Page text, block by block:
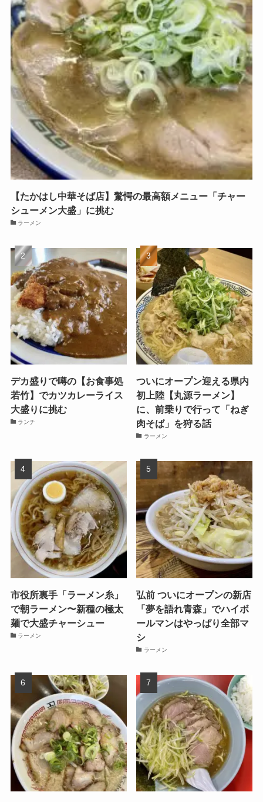
【たかはし中華そば店】驚愕の最高額メニュー「チャー
シューメン大盛」に挑む
ラーメン
デカ盛りで噂の【お食事処
若竹】でカツカレーライス
大盛りに挑む
ランチ
ついにオープン迎える県内
初上陸【丸源ラーメン】
に、前乗りで行って「ねぎ
肉そば」を狩る話
ラーメン
市役所裏手「ラーメン糸」
で朝ラーメン〜新種の極太
麺で大盛チャーシュー
ラーメン
弘前 ついにオープンの新店
「夢を語れ青森」でハイボ
ールマンはやっぱり全部マ
シ
ラーメン